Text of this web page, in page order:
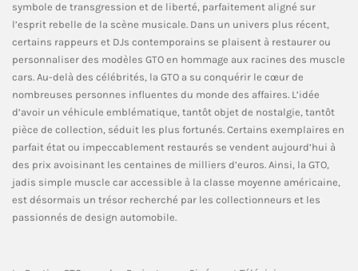
symbole de transgression et de liberté, parfaitement aligné sur
l’esprit rebelle de la scène musicale. Dans un univers plus récent,
certains rappeurs et DJs contemporains se plaisent à restaurer ou
personnaliser des modèles GTO en hommage aux racines des muscle
cars. Au-delà des célébrités, la GTO a su conquérir le cœur de
nombreuses personnes influentes du monde des affaires. L’idée
d’avoir un véhicule emblématique, tantôt objet de nostalgie, tantôt
pièce de collection, séduit les plus fortunés. Certains exemplaires en
parfait état ou impeccablement restaurés se vendent aujourd’hui à
des prix avoisinant les centaines de milliers d’euros. Ainsi, la GTO,
jadis simple muscle car accessible à la classe moyenne américaine,
est désormais un trésor recherché par les collectionneurs et les
passionnés de design automobile.